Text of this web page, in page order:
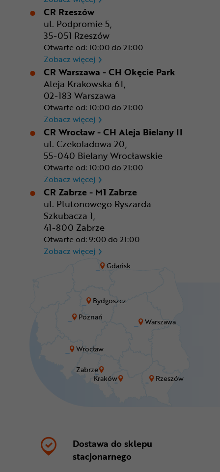
Bydgoszcz
Gdańsk
Kraków
Poznań
Rzeszów
Warszawa
Wrocław
Zabrze
CR Rzeszów
ul. Podpromie 5,
35-051 Rzeszów
Otwarte od: 10:00 do 21:00
Zobacz więcej CR Rzeszów
CR Warszawa - CH Okęcie Park
Aleja Krakowska 61,
02-183 Warszawa
Otwarte od: 10:00 do 21:00
Zobacz więcej CR Warszawa - CH Okęcie
CR Wrocław - CH Aleja Bielany II
ul. Czekoladowa 20,
55-040 Bielany Wrocławskie
Otwarte od: 10:00 do 21:00
Zobacz więcej CR Wrocław - CH Aleja
CR Zabrze - M1 Zabrze
ul. Plutonowego Ryszarda
Szkubacza 1,
41-800 Zabrze
Otwarte od: 9:00 do 21:00
Zobacz więcej CR Zabrze - M1 Zabrze
Dostawa do sklepu
stacjonarnego